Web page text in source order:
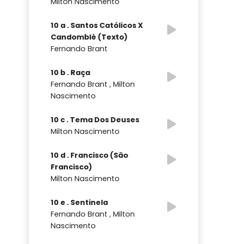
10 a . Santos Católicos X
Candomblé (Texto)
Fernando Brant
10 b . Raça
Fernando Brant , Milton
Nascimento
10 c . Tema Dos Deuses
Milton Nascimento
10 d . Francisco (São
Francisco)
Milton Nascimento
10 e . Sentinela
Fernando Brant , Milton
Nascimento